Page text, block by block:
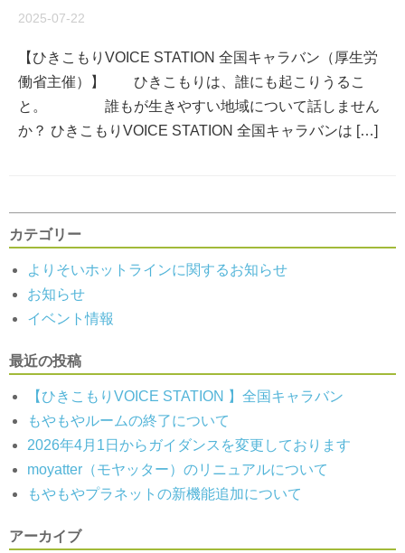
2025-07-22
【ひきこもりVOICE STATION 全国キャラバン（厚生労
働省主催）】 ひきこもりは、誰にも起こりうるこ
と。 誰もが生きやすい地域について話しません
か？ ひきこもりVOICE STATION 全国キャラバンは […]
カテゴリー
よりそいホットラインに関するお知らせ
お知らせ
イベント情報
最近の投稿
【ひきこもりVOICE STATION 】全国キャラバン
もやもやルームの終了について
2026年4月1日からガイダンスを変更しております
moyatter（モヤッター）のリニュアルについて
もやもやプラネットの新機能追加について
アーカイブ